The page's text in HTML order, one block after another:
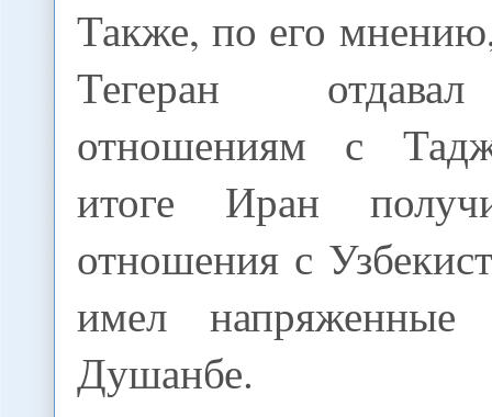
Также, по его
Тегеран
отношениям с
итоге Иран
отношения с
имел
Душанбе.